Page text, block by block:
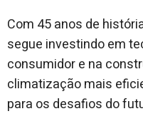
Com 45 anos de
segue investindo em
consumidor e na
climatização mais
para os desafios do